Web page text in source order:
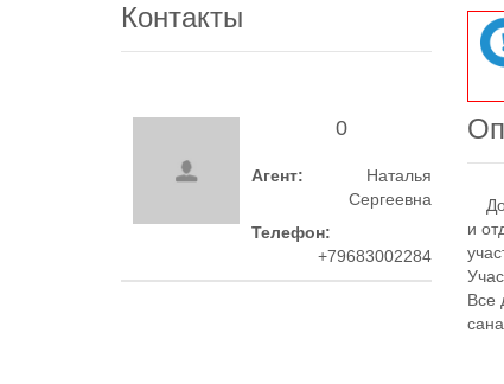
Контакты
0
Агент:
Наталья
Сергеевна
Телефон:
+79683002284
и
Все